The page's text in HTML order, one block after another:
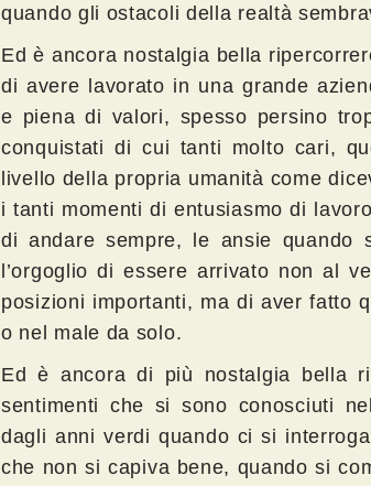
quando gli ostacoli della realtà
Ed è ancora nostalgia bella
di avere lavorato in una grande
e piena di valori, spesso persino
conquistati di cui tanti molto cari,
livello della propria umanità come
i tanti momenti di entusiasmo di
di andare sempre, le ansie quando
l’orgoglio di essere arrivato non al
posizioni importanti, ma di aver fatto
o nel male da solo.
Ed è ancora di più nostalgia bella
sentimenti che si sono conosciuti
dagli anni verdi quando ci si
che non si capiva bene, quando si